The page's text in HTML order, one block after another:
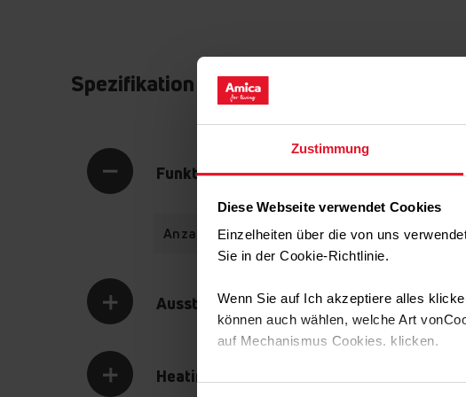
Zustimmung
Diese Webseite verwendet Cookies
Einzelheiten über die von uns
Sie in der Cookie-Richtlinie.
Wenn Sie auf Ich akzeptiere alles
können auch wählen, welche Art
auf Mechanismus Cookies. klicken.
Sie können Ihre Cookie-Einstellungen
Spezifikation
Funktionalität
Anzahl Ofenfunktionen
Ausstattung
HeatingZone